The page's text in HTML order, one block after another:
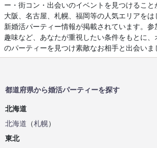
ー・街コン・出会いのイベントを見つけること
大阪、名古屋、札幌、福岡等の人気エリアを
新婚活パーティー情報が掲載されています。参
趣味など、あなたが重視したい条件をもとに、
のパーティーを見つけ素敵なお相手と出会いま
都道府県から婚活パーティーを探す
北海道
北海道 （札幌）
東北